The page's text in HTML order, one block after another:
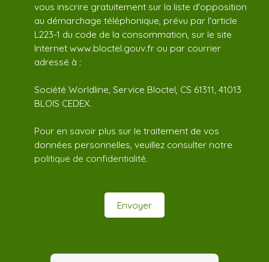
vous inscrire gratuitement sur la liste d'opposition
au démarchage téléphonique, prévu par l'article
L223-1 du code de la consommation, sur le site
Internet www.bloctel.gouv.fr ou par courrier
adressé à :
Société Worldline, Service Bloctel, CS 61311, 41013
BLOIS CEDEX.
Pour en savoir plus sur le traitement de vos
données personnelles, veuillez consulter notre
politique de confidentialité.
Envoyer